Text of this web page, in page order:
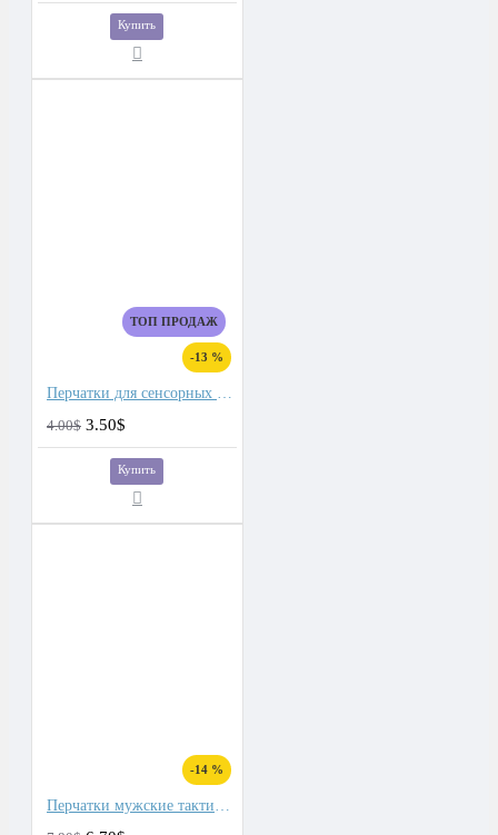
Купить
ТОП ПРОДАЖ
-13 %
Перчатки для сенсорных экранов мужские флис, подкладка плюш двойной
4.00$ 3.50$
Купить
-14 %
Перчатки мужские тактические